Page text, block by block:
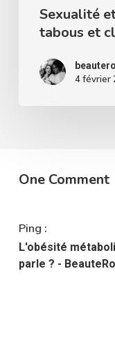
Sexualité
tabous et
4 février
One Comment
Ping :
L'obésité
parle ? -